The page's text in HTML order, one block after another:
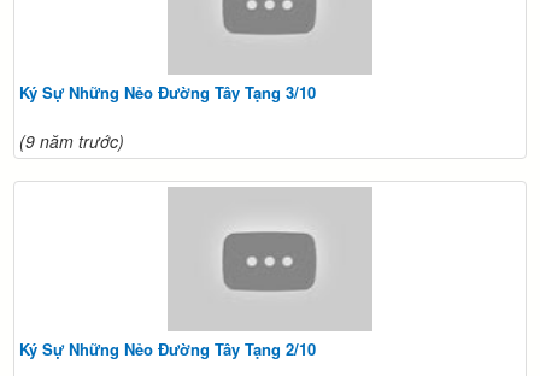
Ký Sự Những Nẻo Đường Tây Tạng 3/10
(9 năm trước)
Ký Sự Những Nẻo Đường Tây Tạng 2/10